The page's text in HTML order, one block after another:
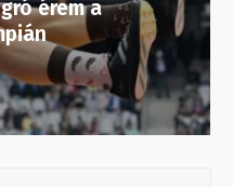
érem a